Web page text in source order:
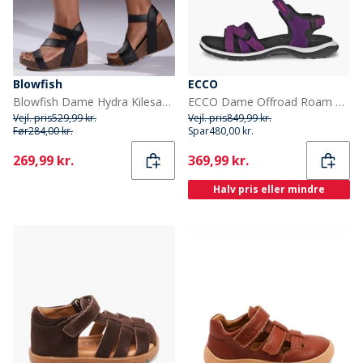
Blowfish
Blowfish Dame Hydra Kilesandaler Sort
Vejl. pris529,99 kr.
Før284,00 kr.
Current
269,99 kr.
ECCO
ECCO Dame Offroad Roam Nubuck Ankelrem Sandaler Imperial Purple/Beetroot
Vejl. pris849,99 kr.
Spar480,00 kr.
Current
369,99 kr.
Halv pris eller mindre